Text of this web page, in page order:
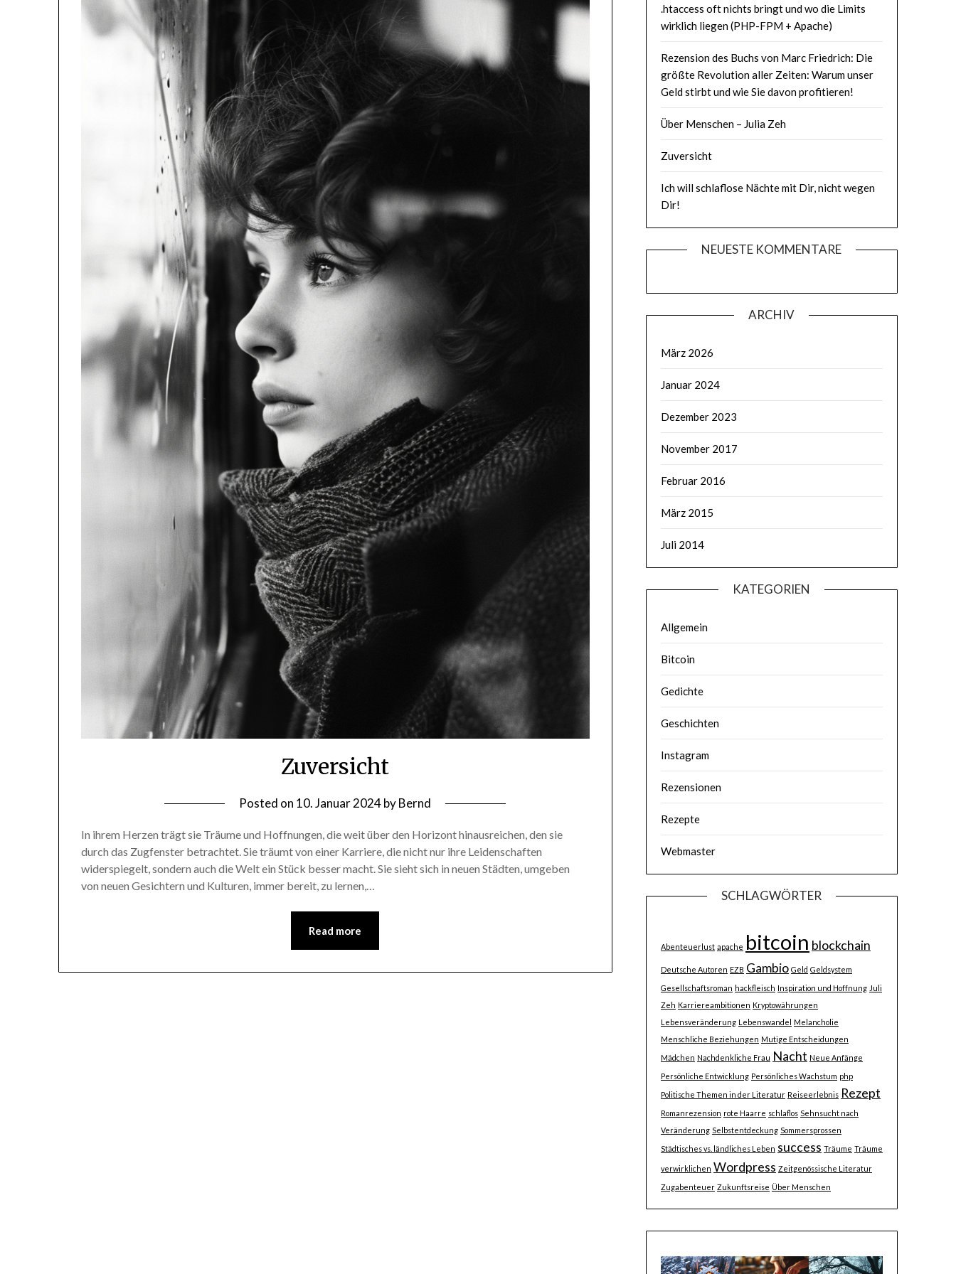
Zuversicht
Posted on 10. Januar 2024byBernd
In ihrem Herzen trägt sie Träume und Hoffnungen, die weit über den Horizont hinausreichen, den sie
durch das Zugfenster betrachtet. Sie träumt von einer Karriere, die nicht nur ihre Leidenschaften
widerspiegelt, sondern auch die Welt ein Stück besser macht. Sie sieht sich in neuen Städten, umgeben
von neuen Gesichtern und Kulturen, immer bereit, zu lernen,…
Read more
.htaccess oft nichts bringt und wo die Limits
wirklich liegen (PHP-FPM + Apache)
Rezension des Buchs von Marc Friedrich: Die
größte Revolution aller Zeiten: Warum unser
Geld stirbt und wie Sie davon profitieren!
Über Menschen – Julia Zeh
Zuversicht
Ich will schlaflose Nächte mit Dir, nicht wegen
Dir!
NEUESTE KOMMENTARE
ARCHIV
März 2026
Januar 2024
Dezember 2023
November 2017
Februar 2016
März 2015
Juli 2014
KATEGORIEN
Allgemein
Bitcoin
Gedichte
Geschichten
Instagram
Rezensionen
Rezepte
Webmaster
SCHLAGWÖRTER
Abenteuerlust apache bitcoin blockchain
Deutsche Autoren EZB Gambio Geld Geldsystem
Gesellschaftsroman hackfleisch Inspiration und Hoffnung Juli
Zeh Karriereambitionen Kryptowährungen
Lebensveränderung Lebenswandel Melancholie
Menschliche Beziehungen Mutige Entscheidungen
Mädchen Nachdenkliche Frau Nacht Neue Anfänge
Persönliche Entwicklung Persönliches Wachstum php
Politische Themen in der Literatur Reiseerlebnis Rezept
Romanrezension rote Haarre schlaflos Sehnsucht nach
Veränderung Selbstentdeckung Sommersprossen
Städtisches vs. ländliches Leben success Träume Träume
verwirklichen Wordpress Zeitgenössische Literatur
Zugabenteuer Zukunftsreise Über Menschen